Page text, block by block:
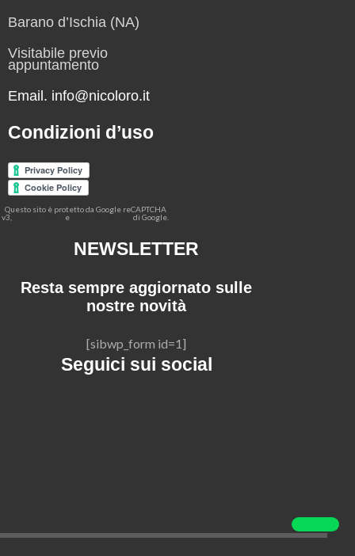
Barano d’Ischia (NA)
Visitabile previo
appuntamento
Email. info@nicoloro.it
Condizioni d’uso
Questo sito è protetto da Google reCAPTCHA
v3,
e di Google.
NEWSLETTER
Resta sempre aggiornato sulle
nostre novità
[sibwp_form id=1]
Seguici sui social